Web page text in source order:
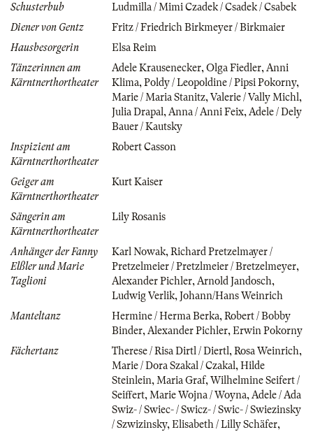
Schusterbub
Ludmilla / Mimi Czadek / Csadek / Csabek
Diener von Gentz
Fritz / Friedrich Birkmeyer / Birkmaier
Hausbesorgerin
Elsa Reim
Tänzerinnen am
Kärntnerthortheater
Adele Krausenecker, Olga Fiedler, Anni
Klima, Poldy / Leopoldine / Pipsi Pokorny,
Marie / Maria Stanitz, Valerie / Vally Michl ,
Julia Drapal , Anna / Anni Feix, Adele / Dely
Bauer / Kautsky
Inspizient am
Kärntnerthortheater
Robert Casson
Geiger am
Kärntnerthortheater
Kurt Kaiser
Sängerin am
Kärntnerthortheater
Lily Rosanis
Anhänger der Fanny
Elßler und Marie
Taglioni
Karl Nowak, Richard Pretzelmayer /
Pretzelmeier / Pretzlmeier / Bretzelmeyer,
Alexander Pichler, Arnold Jandosch,
Ludwig Verlik, Johann/Hans Weinrich
Manteltanz
Hermine / Herma Berka, Robert / Bobby
Binder, Alexander Pichler, Erwin Pokorny
Fächertanz
Therese / Risa Dirtl / Diertl , Rosa Weinrich,
Marie / Dora Szakal / Czakal , Hilde
Steinlein, Maria Graf, Wilhelmine Seifert /
Seiffert, Marie Wojna / Woyna, Adele / Ada
Swiz- / Swiec- / Swicz- / Swic- / Swiezinsky
/ Szwizinsky, Elisabeth / Lilly Schäfer,